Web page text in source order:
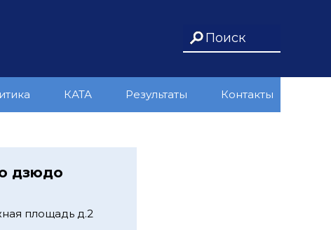
КАТА Результаты Контакты
дзюдо
площадь д.2